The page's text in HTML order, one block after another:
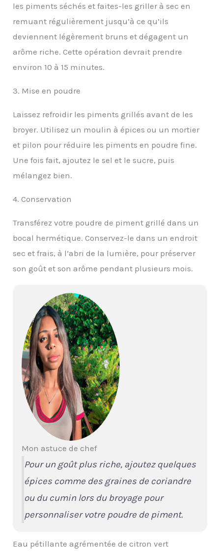
les piments séchés et faites-les griller à sec en
remuant régulièrement jusqu’à ce qu’ils
deviennent légèrement bruns et dégagent un
arôme riche. Cette opération devrait prendre
environ 10 à 15 minutes.
3. Mise en poudre
Laissez refroidir les piments grillés avant de les
broyer. Utilisez un moulin à épices ou un mortier
et pilon pour réduire les piments en poudre fine.
Une fois fait, ajoutez le sel et le sucre, puis
mélangez bien.
4. Conservation
Transférez votre poudre de piment grillé dans un
bocal hermétique. Conservez-le dans un endroit
sec et frais, à l’abri de la lumière, pour préserver
son goût et son arôme pendant plusieurs mois.
Mon astuce de chef
Pour un goût plus riche, ajoutez quelques
épices comme des graines de coriandre
ou du cumin lors du broyage pour
personnaliser votre poudre de piment.
Eau pétillante agrémentée de citron vert